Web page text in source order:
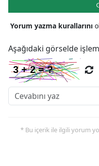
Yorum yazma kurallarını
Aşağıdaki görselde
* Bu içerik ile ilgili yorum